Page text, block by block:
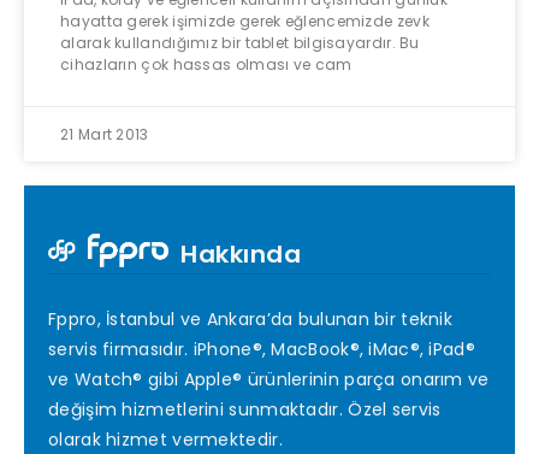
hayatta gerek işimizde gerek eğlencemizde zevk
alarak kullandığımız bir tablet bilgisayardır. Bu
cihazların çok hassas olması ve cam
21 Mart 2013
Hakkında
Fppro, İstanbul ve Ankara’da bulunan bir teknik
servis firmasıdır. iPhone®, MacBook®, iMac®, iPad®
ve Watch® gibi Apple® ürünlerinin parça onarım ve
değişim hizmetlerini sunmaktadır. Özel servis
olarak hizmet vermektedir.